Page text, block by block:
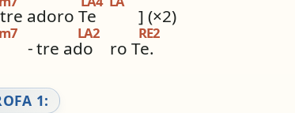
tre adoro Te
] (×2)
-tre ado
LA2
ro Te.
RE2
1: